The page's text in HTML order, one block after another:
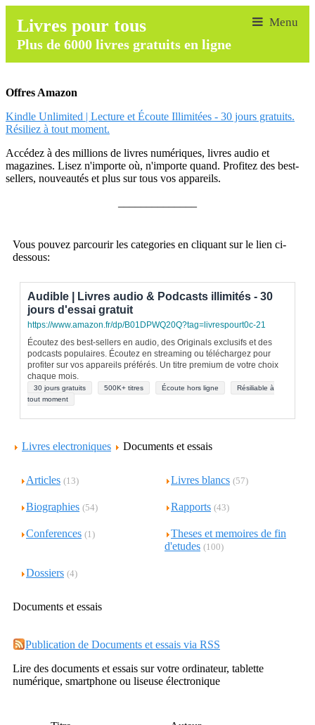
Livres pour tous
Plus de 6000 livres gratuits en ligne
Offres Amazon
Kindle Unlimited | Lecture et Écoute Illimitées - 30 jours gratuits.
Résiliez à tout moment.
Accédez à des millions de livres numériques, livres audio et
magazines. Lisez n'importe où, n'importe quand. Profitez des best-
sellers, nouveautés et plus sur tous vos appareils.
Vous pouvez parcourir les categories en cliquant sur le lien ci-
dessous:
Audible | Livres audio & Podcasts illimités - 30
jours d'essai gratuit
https://www.amazon.fr/dp/B01DPWQ20Q?tag=livrespourt0c-21
Écoutez des best-sellers en audio, des Originals exclusifs et des
podcasts populaires. Écoutez en streaming ou téléchargez pour
profiter sur vos appareils préférés. Un titre premium de votre choix
chaque mois.
30 jours gratuits 500K+ titres Écoute hors ligne
Résiliable à
tout moment
Livres electroniques Documents et essais
Articles (13) Livres blancs (57)
Biographies (54) Rapports (43)
Conferences (1)
Theses et memoires de fin
d'etudes (100)
Dossiers (4)
Documents et essais
Publication de Documents et essais via RSS
Lire des documents et essais sur votre ordinateur, tablette
numérique, smartphone ou liseuse électronique